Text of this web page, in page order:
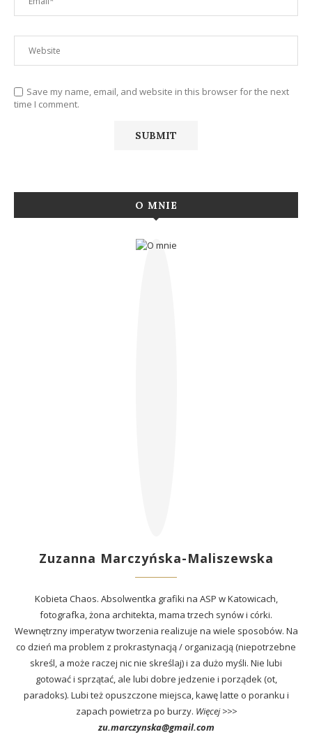
Save my name, email, and website in this browser for the next
time I comment.
O MNIE
Zuzanna Marczyńska-Maliszewska
Kobieta Chaos. Absolwentka grafiki na ASP w Katowicach,
fotografka, żona architekta, mama trzech synów i córki.
Wewnętrzny imperatyw tworzenia realizuje na wiele sposobów. Na
co dzień ma problem z prokrastynacją / organizacją (niepotrzebne
skreśl, a może raczej nic nie skreślaj) i za dużo myśli. Nie lubi
gotować i sprzątać, ale lubi dobre jedzenie i porządek (ot,
paradoks). Lubi też opuszczone miejsca, kawę latte o poranku i
zapach powietrza po burzy. Więcej >>>
zu.marczynska@gmail.com